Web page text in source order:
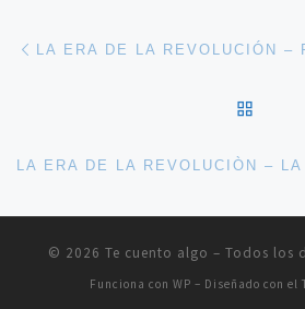
Navegación de
LA ERA DE LA REVOLUCIÓN –
© 2026 Te cuento algo – Todos los
Funciona con WP – Diseñado con el